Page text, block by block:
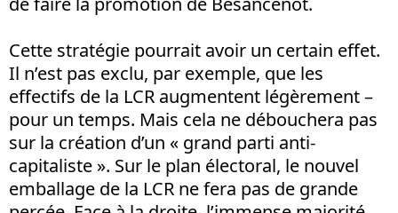
Cette stratégie pourrait avoir un certain effet.
Il n’est pas exclu, par exemple, que les
effectifs de la LCR augmentent légèrement –
pour un temps. Mais cela ne débouchera pas
sur la création d’un « grand parti anti-
capitaliste ». Sur le plan électoral, le nouvel
emballage de la LCR ne fera pas de grande